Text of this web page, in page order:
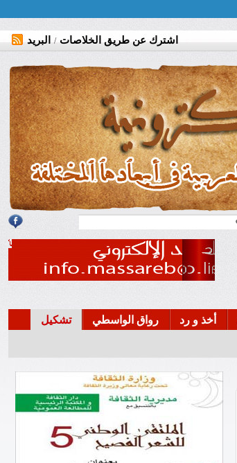
اشترك عن طريق الخلاصات / البريد
أخذ و رد رواق الواسطي
تشكيل